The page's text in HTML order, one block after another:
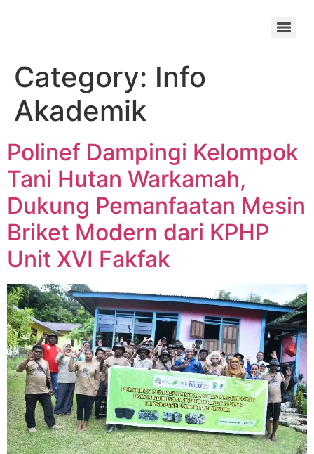
Category: Info
Akademik
Polinef Dampingi Kelompok
Tani Hutan Warkamah,
Dukung Pemanfaatan Mesin
Briket Modern dari KPHP
Unit XVI Fakfak